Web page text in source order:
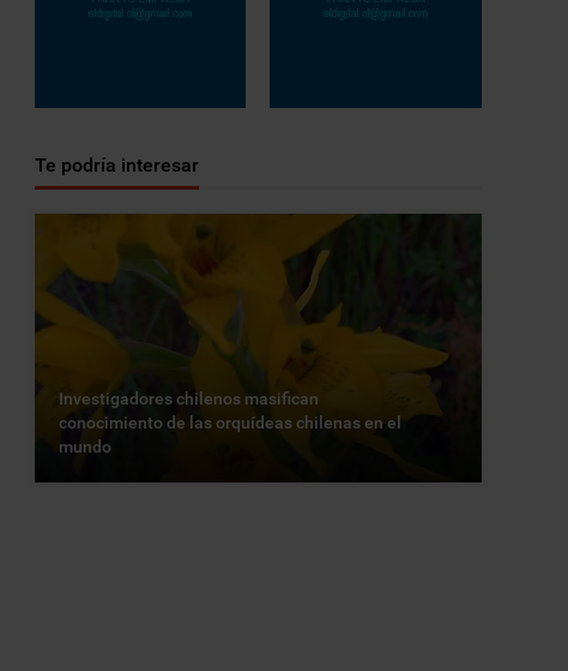
Te podría interesar
Investigadores chilenos masifican
conocimiento de las orquídeas chilenas en el
mundo